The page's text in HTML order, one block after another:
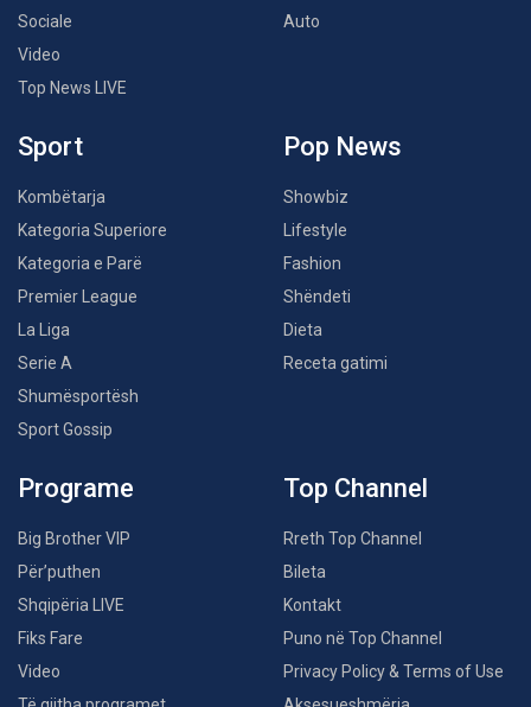
Sociale
Video
Top News LIVE
Auto
Sport
Kombëtarja
Kategoria Superiore
Kategoria e Parë
Premier League
La Liga
Serie A
Shumësportësh
Sport Gossip
Pop News
Showbiz
Lifestyle
Fashion
Shëndeti
Dieta
Receta gatimi
Programe
Big Brother VIP
Për’puthen
Shqipëria LIVE
Fiks Fare
Video
Top Channel
Rreth Top Channel
Bileta
Kontakt
Puno në Top Channel
Privacy Policy & Terms of Use